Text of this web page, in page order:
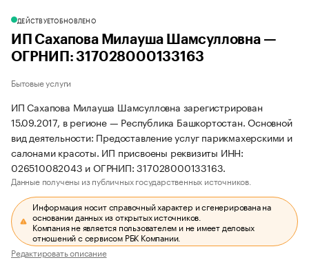
ДЕЙСТВУЕТОБНОВЛЕНО
ИП Сахапова Милауша Шамсулловна —
ОГРНИП: 317028000133163
Бытовые услуги
ИП Сахапова Милауша Шамсулловна зарегистрирован
15.09.2017, в регионе — Республика Башкортостан. Основной
вид деятельности: Предоставление услуг парикмахерскими и
салонами красоты. ИП присвоены реквизиты ИНН:
026510082043 и ОГРНИП: 317028000133163.
Данные получены из публичных государственных источников.
Информация носит справочный характер и сгенерирована на
основании данных из открытых источников.
Компания не является пользователем и не имеет деловых
отношений с сервисом РБК Компании.
Редактировать описание